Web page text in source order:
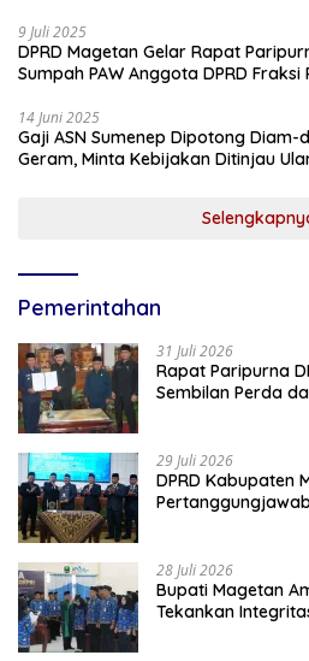
9 Juli 2025
DPRD Magetan Gelar Rapat
Sumpah PAW Anggota DPRD
14 Juni 2025
Gaji ASN Sumenep Dipotong Diam-
Geram, Minta Kebijakan Ditinjau
Pemerintahan
31 Juli 2026
Rapat Paripurna
Sembilan Perda
29 Juli 2026
DPRD Kabupaten
28 Juli 2026
Bupati Magetan
Tekankan